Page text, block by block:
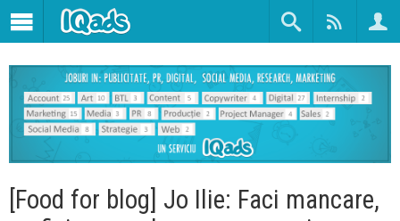
[Food for blog] Jo Ilie: Faci mancare,